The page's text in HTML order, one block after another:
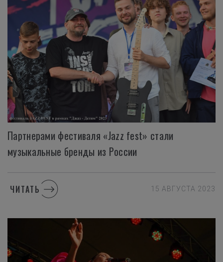
Партнерами фестиваля «Jazz fest» стали
музыкальные бренды из России
ЧИТАТЬ 15 АВГУСТА 2023